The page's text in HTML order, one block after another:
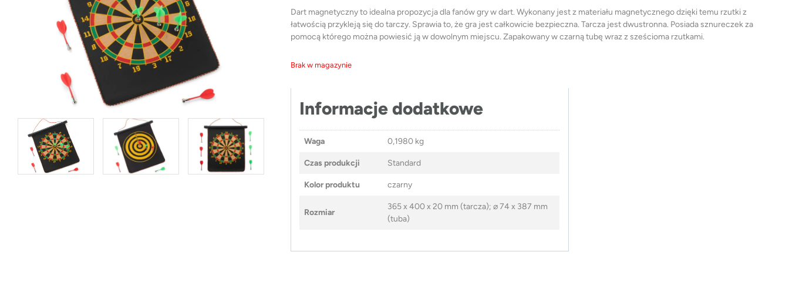
Dart magnetyczny to idealna propozycja dla fanów gry w dart. Wykonany jest z materiału magnetycznego dzięki temu rzutki z
łatwością przykleją się do tarczy. Sprawia to, że gra jest całkowicie bezpieczna. Tarcza jest dwustronna. Posiada sznureczek za
pomocą którego można powiesić ją w dowolnym miejscu. Zapakowany w czarną tubę wraz z sześcioma rzutkami.
Brak w magazynie
Informacje dodatkowe
Waga 0,1980 kg
Czas produkcji Standard
Kolor produktu czarny
Rozmiar
365 x 400 x 20 mm (tarcza); ⌀ 74 x 387 mm
(tuba)